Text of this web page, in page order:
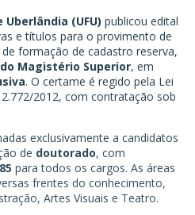
(UFU) publicou edital
e títulos para o provimento de
de formação de cadastro reserva,
Magistério Superior, em
. O certame é regido pela Lei
2012, com contratação sob
exclusivamente a candidatos
de doutorado, com
para todos os cargos. As áreas
frentes do conhecimento,
Artes Visuais e Teatro.